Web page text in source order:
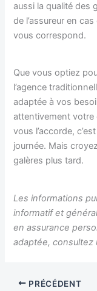
aussi la qualité des
de l’assureur en
vous correspond.
Que vous optiez
l’agence
adaptée à vos
attentivement votre
vous l’accorde,
journée. Mais
galères plus tard.
Les informations
informatif et
en assurance
adaptée, consultez
PRÉCÉDENT